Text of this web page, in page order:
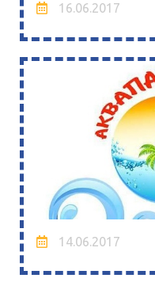
16.06.2017
14.06.2017